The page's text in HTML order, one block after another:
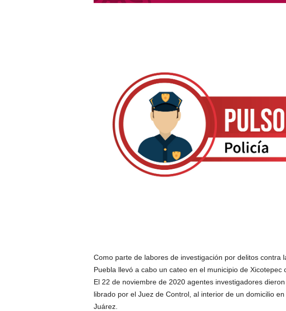
Como parte de labores de investigación por delitos contra
Puebla llevó a cabo un cateo en el municipio de Xicotepec
El 22 de noviembre de 2020 agentes investigadores
librado por el Juez de Control, al interior de un domicilio
Juárez.